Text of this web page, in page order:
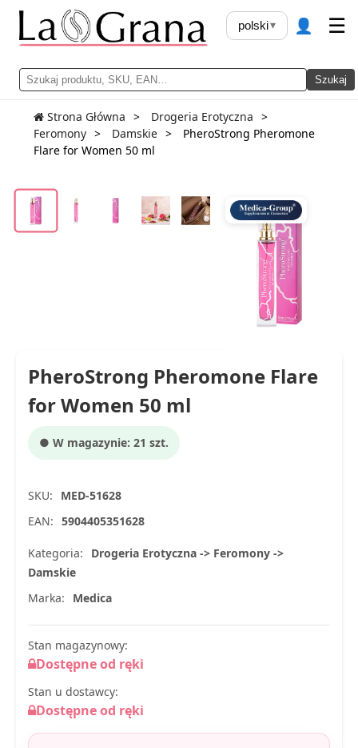
Szukaj
polski▾ 👤 ☰
Strona Główna
Drogeria Erotyczna
Feromony
Damskie
PheroStrong Pheromone
Flare for Women 50 ml
PheroStrong Pheromone Flare
for Women 50 ml
● W magazynie: 21 szt.
SKU:
MED-51628
EAN: 5904405351628
Kategoria:
Drogeria Erotyczna -> Feromony ->
Damskie
Marka:
Medica
Stan magazynowy:
Dostępne od ręki
Stan u dostawcy:
Dostępne od ręki